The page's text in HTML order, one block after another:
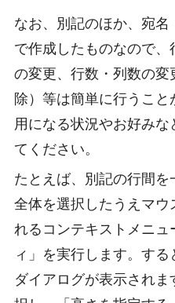
なお、別記のほか、宛
で作成したものなので
の変更、行数・列数の変
除）等は簡単に行うこ
用になる状況やお好み
てください。
たとえば、別記の行間
全体を選択したうえマウ
れるコンテキストメニ
ィ」を実行します。する
ダイアログが表示され